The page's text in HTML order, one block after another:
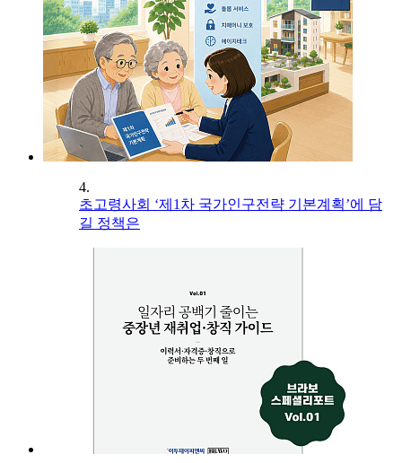
4.
초고령사회 ‘제1차 국가인구전략 기본계획’에 담
길 정책은